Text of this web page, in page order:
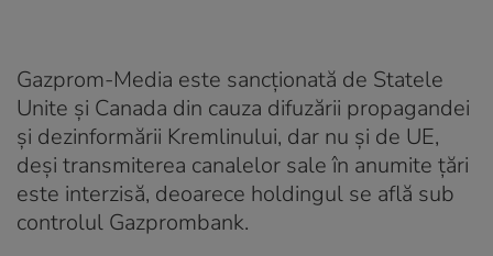
Gazprom-Media este sancționată de Statele
Unite și Canada din cauza difuzării propagandei
și dezinformării Kremlinului, dar nu și de UE,
deși transmiterea canalelor sale în anumite țări
este interzisă, deoarece holdingul se află sub
controlul Gazprombank.